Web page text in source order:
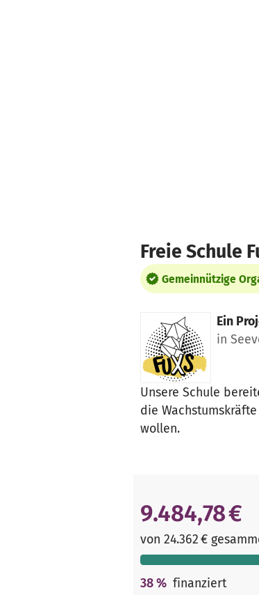
Freie Schule
Gemeinnützige
Ein
in
Unsere Schule
die
wollen.
9.484,78 €
von 24.362 €
38% finanziert